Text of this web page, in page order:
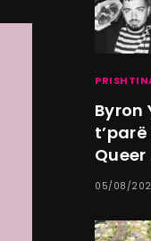
Byron
05/08/